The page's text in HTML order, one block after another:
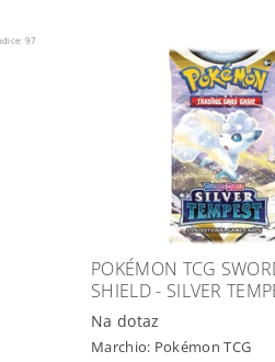
97
POKÉMON TCG
SHIELD - SILVER
Na dotaz
Marchio: Pokémon TCG